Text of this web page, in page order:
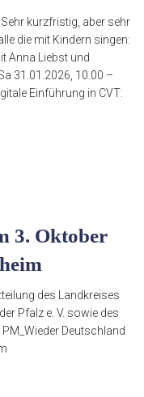
kurzfristig, aber sehr
die mit Kindern singen:
Anna Liebst und
31.01.2026, 10.00 –
Einführung in CVT:
3. Oktober
des Landkreises
Pfalz e. V. sowie des
Deutschland